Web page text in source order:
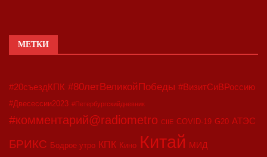
МЕТКИ
#20съездКПК #80летВеликойПобеды #ВизитСиВРоссию
#Двесессии2023 #Петербургскийдневник
#комментарий@radiometro CIIE COVID-19 G20 АТЭС
БРИКС Бодрое утро КПК Кино Китай МИД